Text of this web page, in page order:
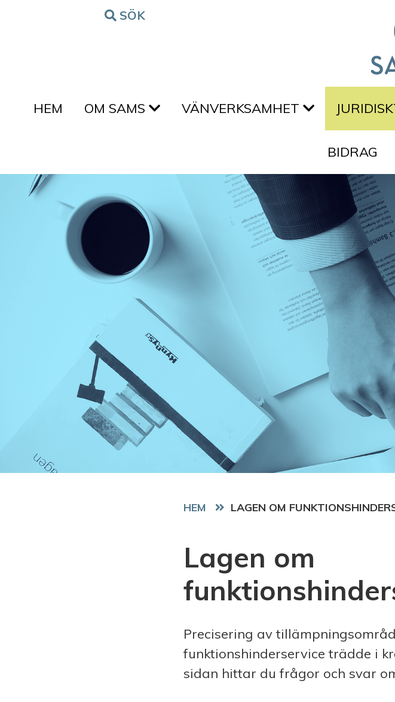
Hoppa till innehålletSÖK
HEM OM SAMS VÄNVERKSAMHET
BIDRAG
HEM LAGEN OM
Lagen om
Precisering av
funktionshinderservice trädde i
sidan hittar du frågor och svar